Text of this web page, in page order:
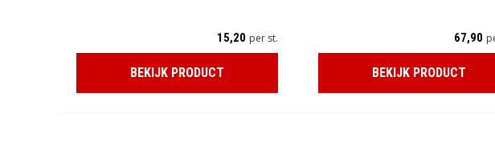
15,20 per st.
BEKIJK PRODUCT
67,90
BEKIJK PRODUCT